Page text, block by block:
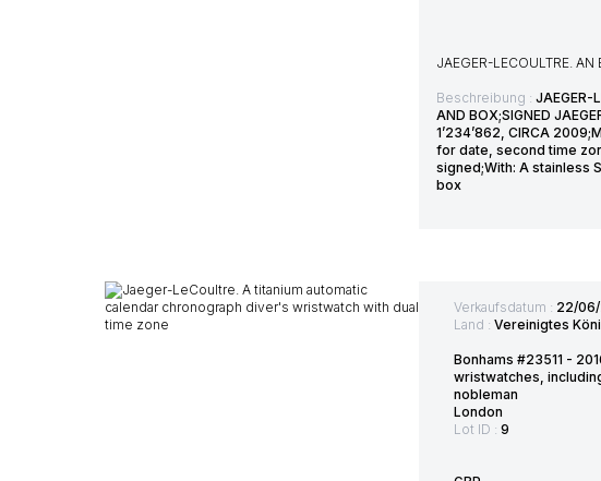
JAEGER-LECOULTRE. AN
Beschreibung : JAEGER-
AND BOX;SIGNED
1’234’862, CIRCA
for date, second time
signed;With: A stainless
box
Verkaufsdatum : 22/06/
Land : Vereinigtes
Bonhams #23511 -
wristwatches,
nobleman
London
Lot ID : 9